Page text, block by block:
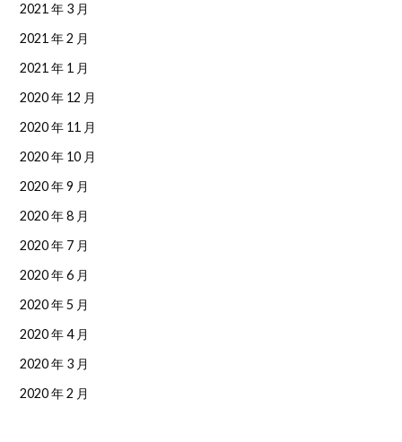
2021 年 3 月
2021 年 2 月
2021 年 1 月
2020 年 12 月
2020 年 11 月
2020 年 10 月
2020 年 9 月
2020 年 8 月
2020 年 7 月
2020 年 6 月
2020 年 5 月
2020 年 4 月
2020 年 3 月
2020 年 2 月